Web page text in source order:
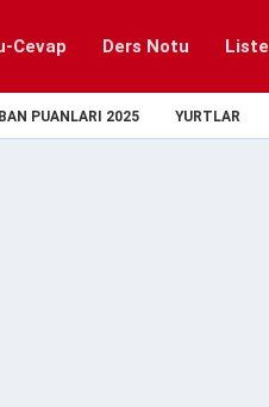
Cevap Ders Notu Liste
PUANLARI 2025 YURTLAR